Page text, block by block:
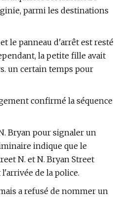
parmi les destinations
le panneau d'arrêt est resté
la petite fille avait
un certain temps pour
confirmé la séquence
Bryan pour signaler un
indique que le
N. et N. Bryan Street
de la police.
a refusé de nommer un